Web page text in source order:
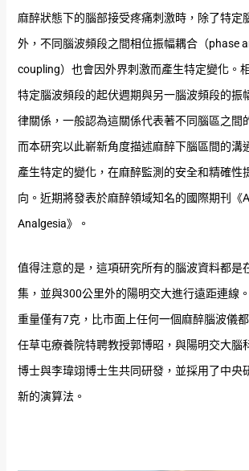
麻醉狀態下的腦部接受疼痛刺激時，除了特定
外，不同腦波頻段之間相位振幅耦合（phase
coupling）也會因外界刺激而產生特定變化。
特定腦波頻段的起伏週期與另一腦波頻段的振
律關係，一般認為這關係代表著不同腦區之間
而本研究以此嶄新角度描述麻醉下腦區間的溝
產生特定的變化，在麻醉監測的安全和精確性
向。近期將發表於麻醉領域知名的國際期刊《
Analgesia》。
值得注意的是，這項研究所有的腦波資料都是
集，並與300公里外的陽明交大進行遠距連線
重量僅有7克，比市面上任何一個麻醉腦波儀
任草屯療養院特聘教授郭博昭，與陽明交大腦
博士與李瑋翊博士生共同研發，並採用了中央
新的演算法。